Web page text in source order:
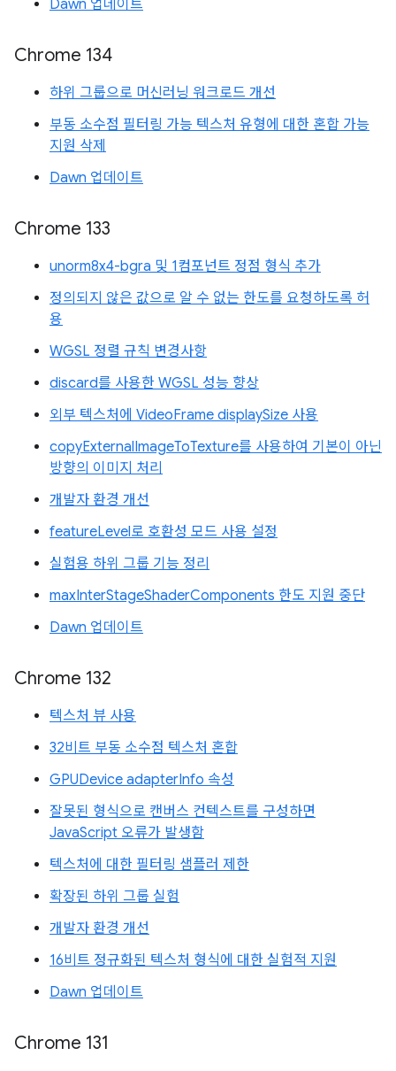
Dawn 업데이트
Chrome 134
하위 그룹으로 머신러닝 워크로드 개선
부동 소수점 필터링 가능 텍스처 유형에 대한 혼합 가능
지원 삭제
Dawn 업데이트
Chrome 133
unorm8x4-bgra 및 1컴포넌트 정점 형식 추가
정의되지 않은 값으로 알 수 없는 한도를 요청하도록 허
용
WGSL 정렬 규칙 변경사항
discard를 사용한 WGSL 성능 향상
외부 텍스처에 VideoFrame displaySize 사용
copyExternalImageToTexture를 사용하여 기본이 아닌
방향의 이미지 처리
개발자 환경 개선
featureLevel로 호환성 모드 사용 설정
실험용 하위 그룹 기능 정리
maxInterStageShaderComponents 한도 지원 중단
Dawn 업데이트
Chrome 132
텍스처 뷰 사용
32비트 부동 소수점 텍스처 혼합
GPUDevice adapterInfo 속성
잘못된 형식으로 캔버스 컨텍스트를 구성하면
JavaScript 오류가 발생함
텍스처에 대한 필터링 샘플러 제한
확장된 하위 그룹 실험
개발자 환경 개선
16비트 정규화된 텍스처 형식에 대한 실험적 지원
Dawn 업데이트
Chrome 131